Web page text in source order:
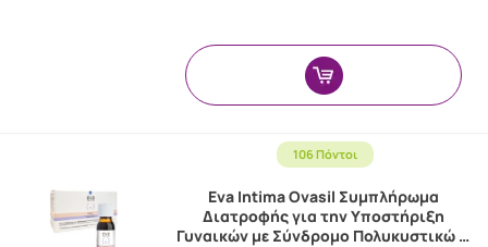
106 Πόντοι
Eva Intima Ovasil Συμπλήρωμα
Διατροφής για την Υποστήριξη
Γυναικών με Σύνδρομο Πολυκυστικώ …